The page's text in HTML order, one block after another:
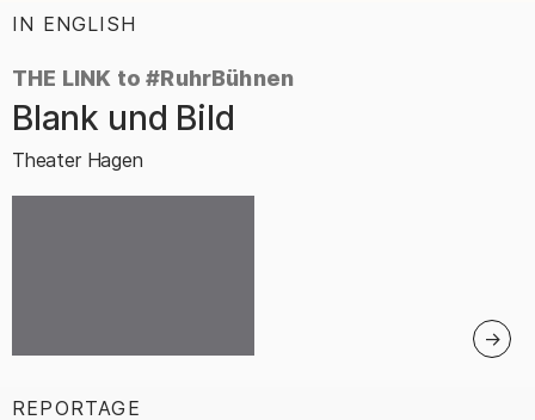
IN ENGLISH
THE LINK to #RuhrBühnen
–
Blank und Bild
Theater Hagen
REPORTAGE